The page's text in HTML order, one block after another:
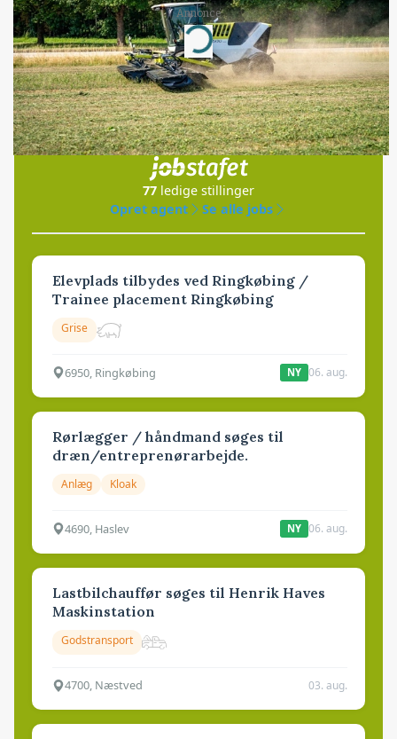
Annonce
Loading...
Jobs
i samarbejde med
77 ledige stillinger
Opret agent
Se alle jobs
Elevplads tilbydes ved Ringkøbing /
Trainee placement Ringkøbing
Grise
6950, Ringkøbing NY 06. aug.
Rørlægger / håndmand søges til
dræn/entreprenørarbejde.
Anlæg Kloak
4690, Haslev NY 06. aug.
Lastbilchauffør søges til Henrik Haves
Maskinstation
Godstransport
4700, Næstved 03. aug.